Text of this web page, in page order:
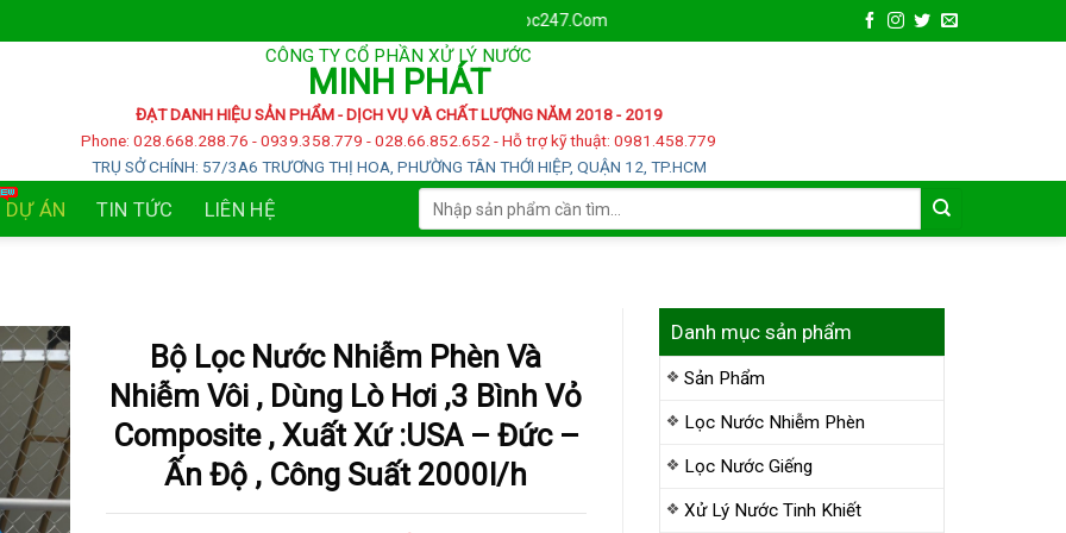
Chào mừng bạn đến với
CÔNG TY CỔ PHẦN XỬ LÝ NƯỚC
MINH PHÁT
ĐẠT DANH HIỆU SẢN PHẨM - DỊCH VỤ VÀ CHẤT LƯỢNG NĂM 2018 - 2019
Phone: 028.668.288.76 - 0939.358.779 - 028.66.852.652 - Hỗ trợ kỹ thuật: 0981.458.779
TRỤ SỞ CHÍNH: 57/3A6 TRƯƠNG THỊ HOA, PHƯỜNG TÂN THỚI HIỆP, QUẬN 12, TP.HCM
DỰ ÁN TIN TỨC LIÊN HỆ
kiếm:
Danh mục sản phẩm
Sản Phẩm
Lọc Nước Nhiễm Phèn
Lọc Nước Giếng
Xử Lý Nước Tinh Khiết
Bộ Lọc Nước Nhiễm Phèn Và
Nhiễm Vôi , Dùng Lò Hơi ,3 Bình Vỏ
Composite , Xuất Xứ :USA – Đức –
Ấn Độ , Công Suất 2000l/h